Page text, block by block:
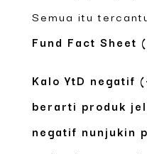
Semua itu
Fund Fact Sheet
Kalo YtD negatif
berarti produk
negatif nunjukin